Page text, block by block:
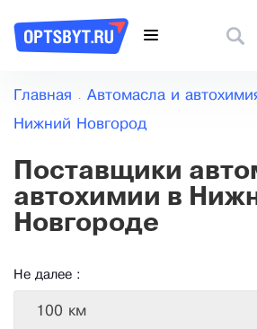
Главная Автомасла и
Нижний Новгород
Поставщики
автохимии в
Новгороде
Не далее :
100 км